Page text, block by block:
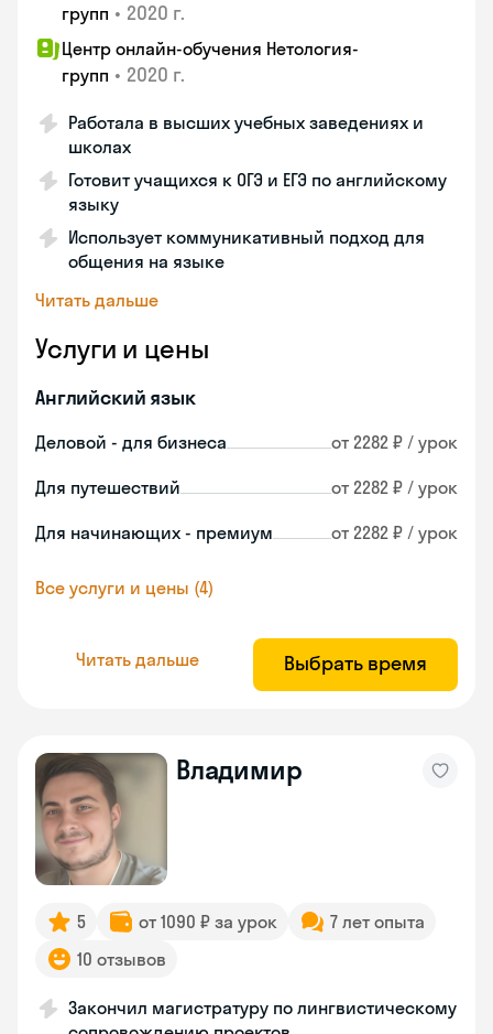
групп • 2020 г.
Центр онлайн-обучения Нетология-
групп • 2020 г.
Работала в высших учебных заведениях и
школах
Готовит учащихся к ОГЭ и ЕГЭ по английскому
языку
Использует коммуникативный подход для
общения на языке
Читать дальше
Услуги и цены
Английский язык
Деловой - для бизнеса от 2282 ₽ / урок
Для путешествий от 2282 ₽ / урок
Для начинающих - премиум от 2282 ₽ / урок
Все услуги и цены (4)
Читать дальше Выбрать время
Владимир
5 от 1090 ₽ за урок
7 лет опыта
10 отзывов
Закончил магистратуру по лингвистическому